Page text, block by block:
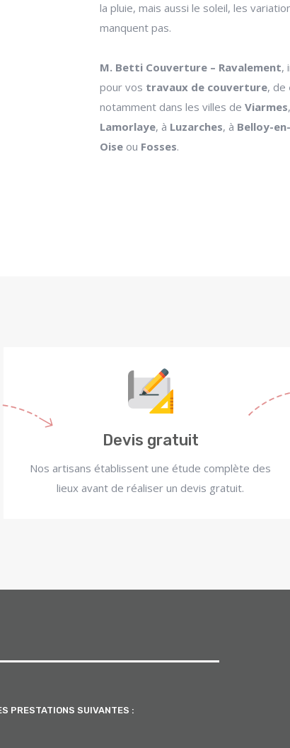
la pluie, mais aussi le soleil, les
manquent pas.
M. Betti Couverture – Ravalement,
pour vos travaux de couverture, de
notamment dans les villes de Viarmes,
Lamorlaye, à Luzarches, à Belloy-
Oise ou Fosses.
Devis gratuit
Nos artisans établissent une étude complète des
lieux avant de réaliser un devis gratuit.
PRESTATIONS SUIVANTES :